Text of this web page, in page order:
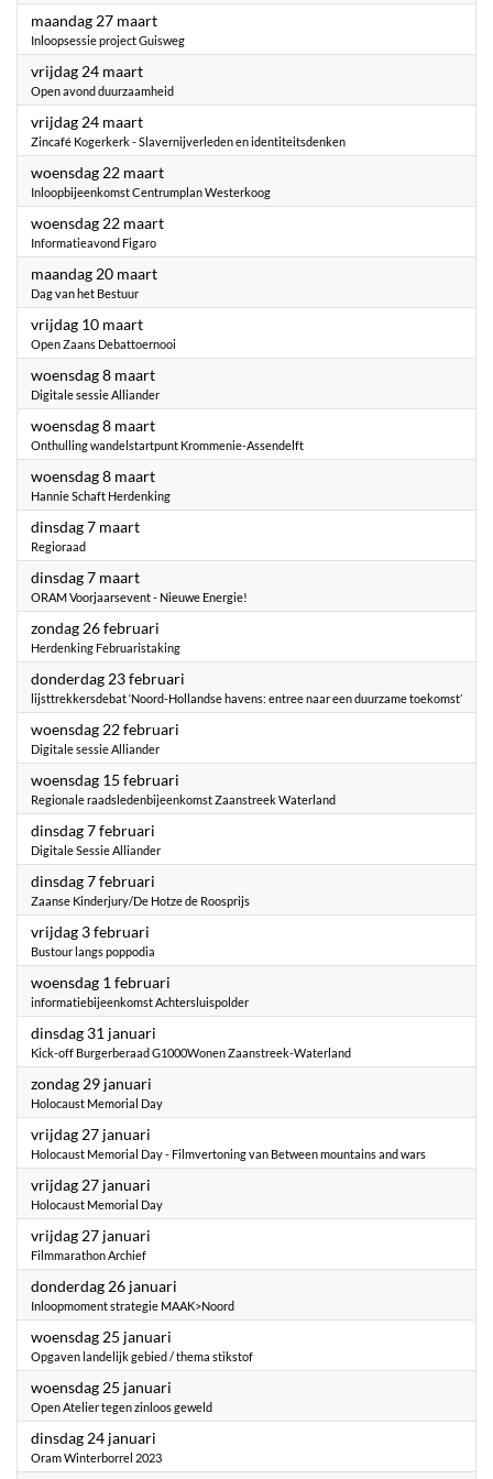
maandag 27 maart2023
Inloopsessie project Guisweg
vrijdag 24 maart2023
Open avond duurzaamheid
vrijdag 24 maart2023
Zincafé Kogerkerk - Slavernijverleden en identiteitsdenken
woensdag 22 maart2023
Inloopbijeenkomst Centrumplan Westerkoog
woensdag 22 maart2023
Informatieavond Figaro
maandag 20 maart2023
Dag van het Bestuur
vrijdag 10 maart2023
Open Zaans Debattoernooi
woensdag 8 maart2023
Digitale sessie Alliander
woensdag 8 maart2023
Onthulling wandelstartpunt Krommenie-Assendelft
woensdag 8 maart2023
Hannie Schaft Herdenking
dinsdag 7 maart2023
Regioraad
dinsdag 7 maart2023
ORAM Voorjaarsevent - Nieuwe Energie!
zondag 26 februari
Herdenking Februaristaking
donderdag 23 februari
lijsttrekkersdebat ‘Noord-Hollandse havens: entree naar een duurzame toekomst’
woensdag 22 februari
Digitale sessie Alliander
woensdag 15 februari
Regionale raadsledenbijeenkomst Zaanstreek Waterland
dinsdag 7 februari
Digitale Sessie Alliander
dinsdag 7 februari
Zaanse Kinderjury/De Hotze de Roosprijs
vrijdag 3 februari
Bustour langs poppodia
woensdag 1 februari
informatiebijeenkomst Achtersluispolder
dinsdag 31 januari
Kick-off Burgerberaad G1000Wonen Zaanstreek-Waterland
zondag 29 januari
Holocaust Memorial Day
vrijdag 27 januari
Holocaust Memorial Day - Filmvertoning van Between mountains and wars
vrijdag 27 januari
Holocaust Memorial Day
vrijdag 27 januari
Filmmarathon Archief
donderdag 26 januari
Inloopmoment strategie MAAK>Noord
woensdag 25 januari
Opgaven landelijk gebied / thema stikstof
woensdag 25 januari
Open Atelier tegen zinloos geweld
dinsdag 24 januari
Oram Winterborrel 2023